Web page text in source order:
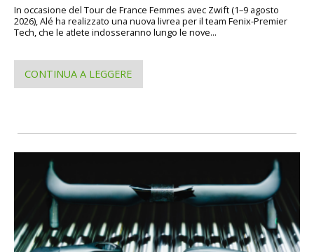
In occasione del Tour de France Femmes avec Zwift (1–9 agosto
2026), Alé ha realizzato una nuova livrea per il team Fenix-Premier
Tech, che le atlete indosseranno lungo le nove...
CONTINUA A LEGGERE